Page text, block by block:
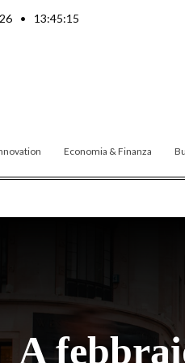
• 13:45:16
Economia & Finanza
A